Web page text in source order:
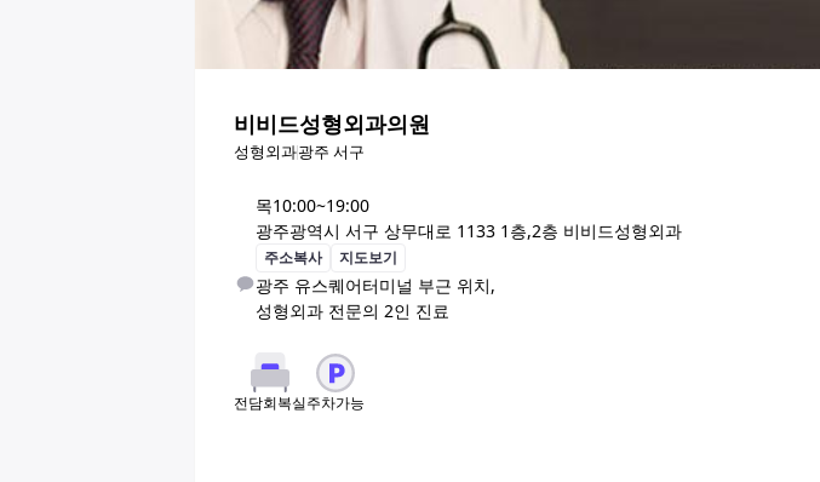
비비드성형외과의원
성형외과광주 서구
목10:00~19:00
광주광역시 서구 상무대로 1133 1층,2층 비비드성형외과
주소복사 지도보기
광주 유스퀘어터미널 부근 위치,
성형외과 전문의 2인 진료
전담회복실주차가능